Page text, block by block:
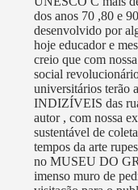
dos anos 70 ,80 e
desenvolvido por
hoje educador e
creio que com
social
universitários terão
INDIZÍVEIS das
autor , com nossa
sustentável de
tempos da arte
no MUSEU DO
imenso muro de